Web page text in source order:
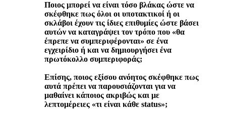
Ποιος μπορεί να είναι τόσο βλάκας ώστε να
σκέφθηκε πως όλοι οι υποτακτικοί ή οι
σκλάβοι έχουν τις ίδιες επιθυμίες ώστε βάσει
αυτών να καταγράψει τον τρόπο που «θα
έπρεπε να συμπεριφέρονται» σε ένα
εγχειρίδιο ή και να δημιουργήσει ένα
πρωτόκολλο συμπεριφοράς;
Επίσης, ποιος εξίσου ανόητος σκέφθηκε πως
αυτά πρέπει να παρουσιάζονται για να
μαθαίνει κάποιος ακριβώς και με
λεπτομέρειες «τι είναι κάθε status»;